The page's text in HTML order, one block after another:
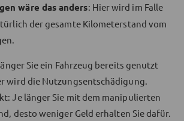
wäre das anders: Hier wird im Falle
der gesamte Kilometerstand vom
Sie ein Fahrzeug bereits genutzt
wird die Nutzungsentschädigung.
Je länger Sie mit dem manipulierten
desto weniger Geld erhalten Sie dafür.